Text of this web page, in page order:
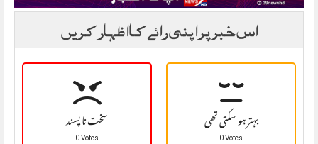
اس خبر پر اپنی رائے کا اظہار کریں
سخت نا پسند
0 Votes بہتر ہو سکتی تھی
0 Votes